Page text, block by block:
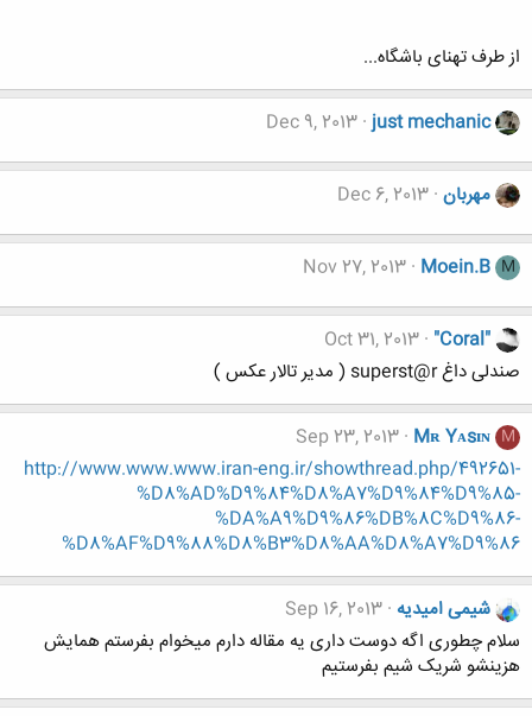
از طرف تهنای باشگاه...
just mechanic
Dec 9, 2013
مهربان Dec 6, 2013
M
Moein.B
Nov 27, 2013
"Coral"
Oct 31, 2013
صندلی داغ superst@r ( مدیر تالار عکس )
M
Mʀ Yᴀsɪɴ
Sep 23, 2013
http://www.www.www.iran-eng.ir/showthread.php/492651-
%D8%AD%D9%84%D8%A7%D9%84%D9%85-
%DA%A9%D9%86%DB%8C%D9%86-
%D8%AF%D9%88%D8%B3%D8%AA%D8%A7%D9%86
شیمی امیدیه Sep 16, 2013
سلام چطوری اگه دوست داری یه مقاله دارم میخوام بفرستم همایش
هزینشو شریک شیم بفرستیم